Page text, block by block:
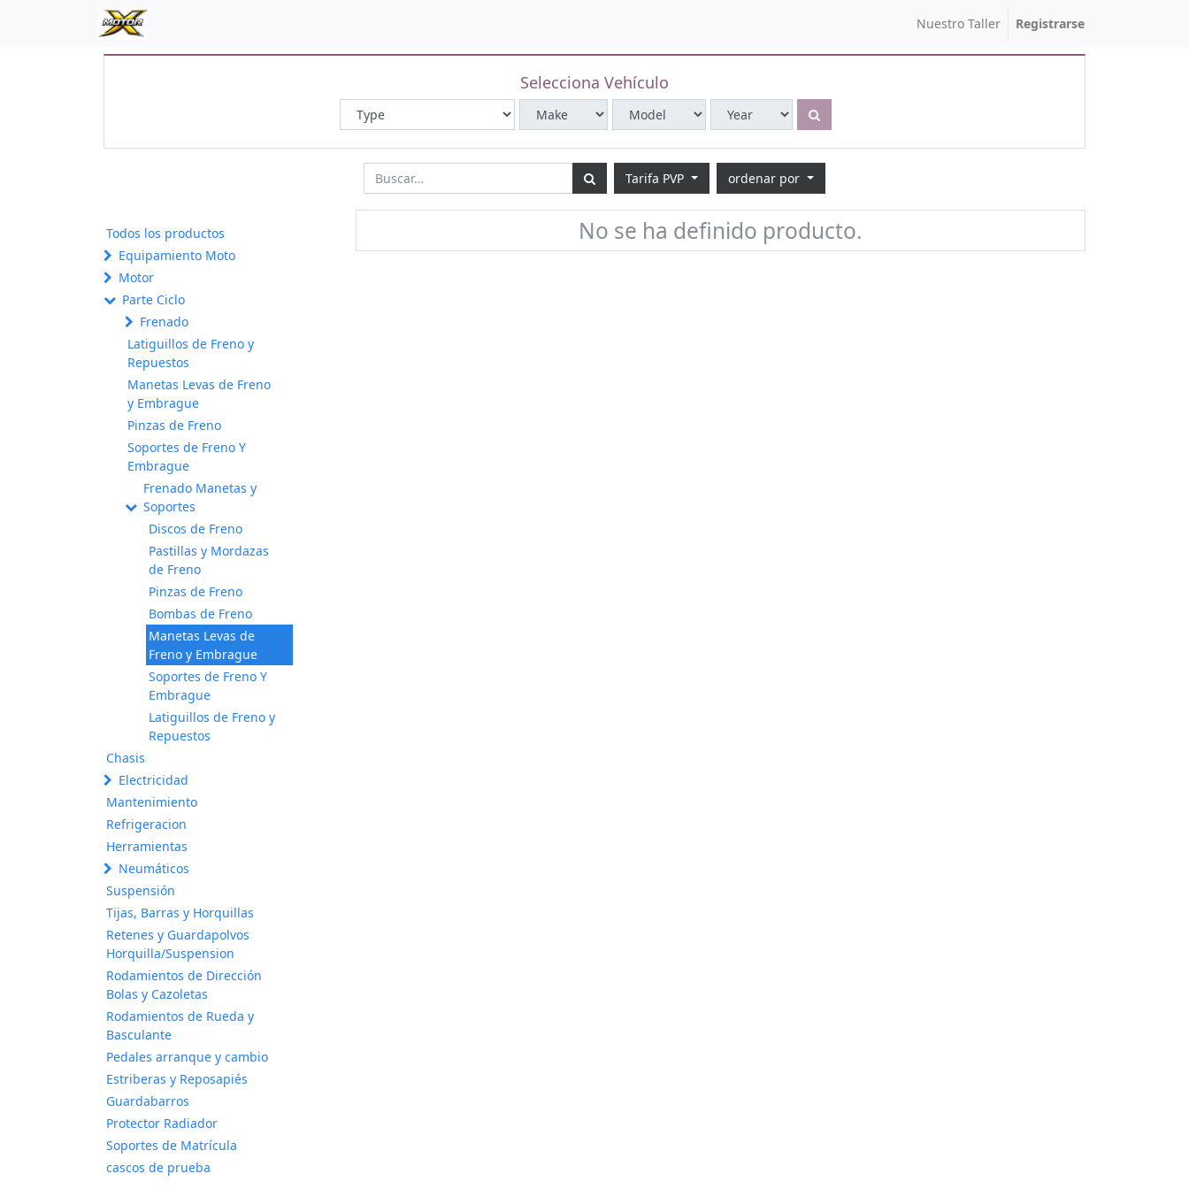
Nuestro Taller Registrarse
Selecciona Vehículo
Tarifa PVP ordenar por
Todos los productos
Equipamiento Moto
Motor
Parte Ciclo
Frenado
Latiguillos de Freno y
Repuestos
Manetas Levas de Freno
y Embrague
Pinzas de Freno
Soportes de Freno Y
Embrague
Frenado Manetas y
Soportes
Discos de Freno
Pastillas y Mordazas
de Freno
Pinzas de Freno
Bombas de Freno
Manetas Levas de
Freno y Embrague
Soportes de Freno Y
Embrague
Latiguillos de Freno y
Repuestos
Chasis
Electricidad
Mantenimiento
Refrigeracion
Herramientas
Neumáticos
Suspensión
Tijas, Barras y Horquillas
Retenes y Guardapolvos
Horquilla/Suspension
Rodamientos de Dirección
Bolas y Cazoletas
Rodamientos de Rueda y
Basculante
Pedales arranque y cambio
Estriberas y Reposapiés
Guardabarros
Protector Radiador
Soportes de Matrícula
cascos de prueba
No se ha definido producto.